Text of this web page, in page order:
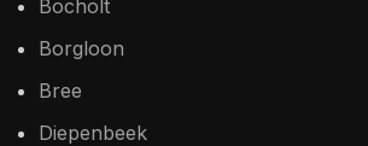
Bocholt
Borgloon
Bree
Diepenbeek